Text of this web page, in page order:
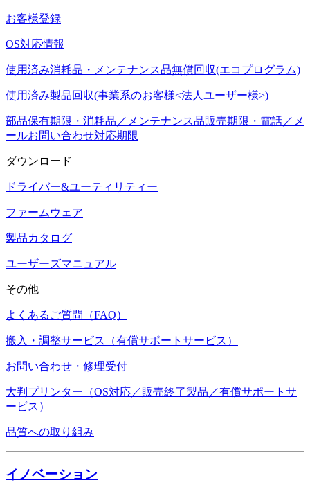
お客様登録
OS対応情報
使用済み消耗品・メンテナンス品無償回収(エコプログラム)
使用済み製品回収(事業系のお客様<法人ユーザー様>)
部品保有期限・消耗品／メンテナンス品販売期限・電話／メ
ールお問い合わせ対応期限
ダウンロード
ドライバー&ユーティリティー
ファームウェア
製品カタログ
ユーザーズマニュアル
その他
よくあるご質問（FAQ）
搬入・調整サービス（有償サポートサービス）
お問い合わせ・修理受付
大判プリンター（OS対応／販売終了製品／有償サポートサ
ービス）
品質への取り組み
イノベーション